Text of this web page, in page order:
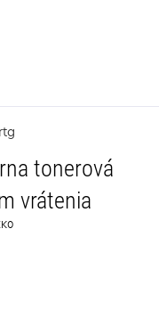
tonerová
vrátenia